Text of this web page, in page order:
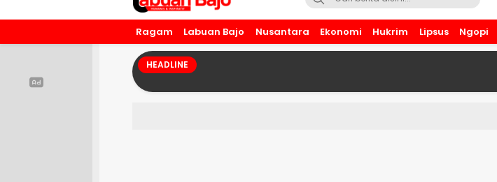
Labuan Bajo Voice
Humanis dan Inspiratif
Ragam Labuan Bajo Nusantara Ekonomi Hukrim Lipsus Ngopi
HEADLINE